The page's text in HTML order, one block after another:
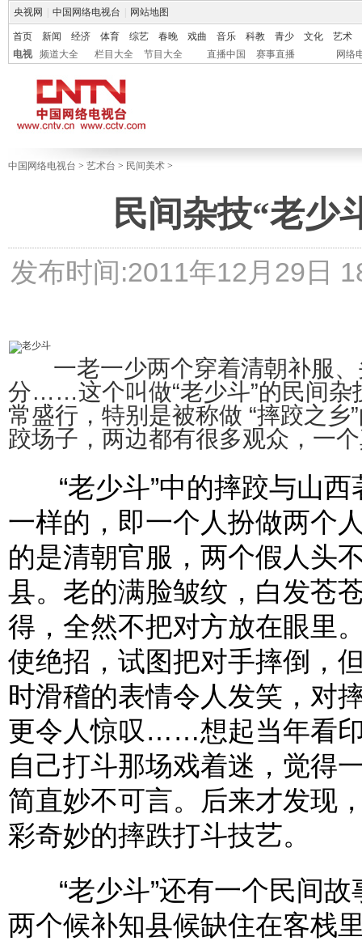
央视网 中国网络电视台 网站地图
首页 新闻 经济 体育 综艺 春晚 戏曲 音乐 科教 青少 文化
艺术
电视
频道大全 栏目大全 节目大全 直播中国 赛事直播 网络
中国网络电视台 > 艺术台 > 民间美术 >
民间杂技“老少
发布时间:2011年12月29日
一老一少两个穿着清朝补服、
分……这个叫做“老少斗”的民间杂
常盛行，特别是被称做 “摔跤之乡
跤场子，两边都有很多观众，一
“老少斗”中的摔跤与山西
一样的，即一个人扮做两个
的是清朝官服，两个假人头
县。老的满脸皱纹，白发苍
得，全然不把对方放在眼里
使绝招，试图把对手摔倒，
时滑稽的表情令人发笑，对
更令人惊叹……想起当年看
自己打斗那场戏着迷，觉得
简直妙不可言。后来才发现
彩奇妙的摔跌打斗技艺。
“老少斗”还有一个民间故
两个候补知县候缺住在客栈